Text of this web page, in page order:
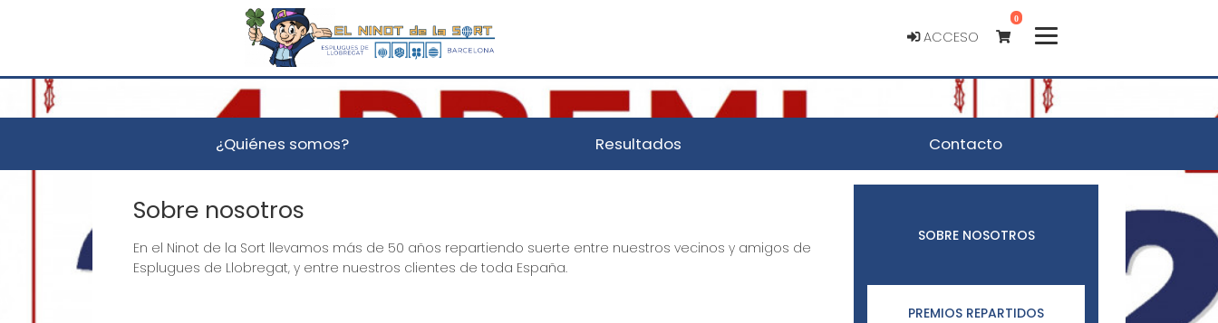
ACCESO
0
¿Quiénes somos? Resultados Contacto
Sobre nosotros
En el Ninot de la Sort llevamos más de 50 años repartiendo suerte entre nuestros vecinos y amigos de
Esplugues de Llobregat, y entre nuestros clientes de toda España.
SOBRE NOSOTROS
PREMIOS REPARTIDOS